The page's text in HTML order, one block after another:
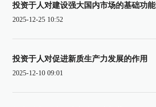
投资于人对建设强大国内市场的基础功能
2025-12-25 10:52
投资于人对促进新质生产力发展的作用
2025-12-10 09:01